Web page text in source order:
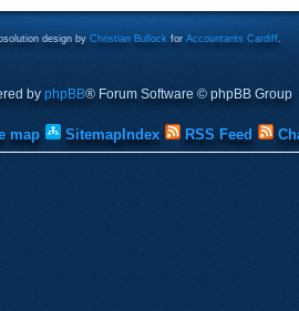
design by Christian Bullock forAccountants Cardiff.
by phpBB® Forum Software © phpBB Group
map SitemapIndex RSS Feed